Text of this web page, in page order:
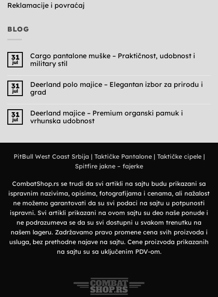
Reklamacije i povraćaj
BLOG
31
jul
Cargo pantalone muške – Praktičnost, udobnost i
military stil
na
Cargo
pantalone
muške
Praktičnost,
udobnost
i
military
31
jul
Deerland polo majice – Elegantan izbor za prirodu i
grad
na
Deerland
polo
izbor
prirodu
i
31
jul
Deerland majice – Premium organski pamuk i
vrhunska udobnost
–
vrhunska
udobnost
PitBull West Coast Srbija | Taktičke Pantalone| Taktičke cipele|
Spitfire jakne – fajerke
CombatShop.rs se trudi da svi artikli na sajtu budu prikazani sa
ispravnim nazivima, opisima, fotografijama i cenama, ali nažalost
ne možemo garantovati da su svi podaci na sajtu u potpunosti
ispravni. Svi artikli prikazani na ovom sajtu su deo naše ponude i
ne podrazumeva se da su svi dostupni u svakom trenutku na
našem lageru. Zadržavamo pravo promene cena svih proizvoda i
usluga, bez prethodne najave na sajtu. Cene proizvoda prikazanih
na sajtu su sa uključenim PDV-om.